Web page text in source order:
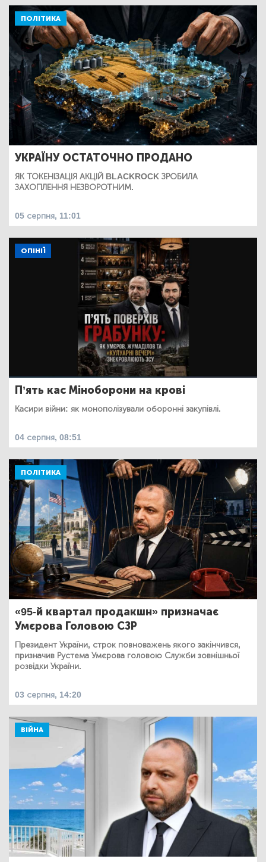
ПОЛІТИКА
УКРАЇНУ ОСТАТОЧНО ПРОДАНО
ЯК ТОКЕНІЗАЦІЯ АКЦІЙ BLACKROCK ЗРОБИЛА
ЗАХОПЛЕННЯ НЕЗВОРОТНИМ.
05 серпня, 11:01
ОПІНІЇ
П’ять кас Міноборони на крові
Касири війни: як монополізували оборонні закупівлі.
04 серпня, 08:51
ПОЛІТИКА
«95-й квартал продакшн» призначає
Умєрова Головою СЗР
Президент України, строк повноважень якого закінчився,
призначив Рустема Умєрова головою Служби зовнішньої
розвідки України.
03 серпня, 14:20
ВІЙНА